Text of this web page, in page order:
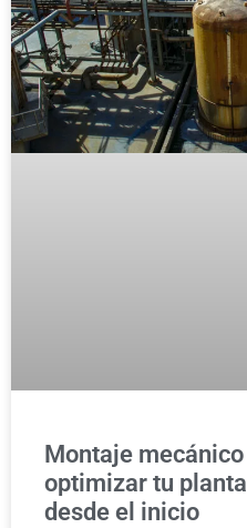
Montaje mecánico
optimizar tu
desde el inicio